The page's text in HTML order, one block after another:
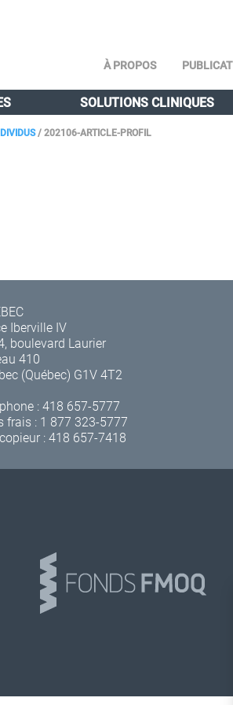
À PROPOS
SOLUTIONS CLINIQUES
/202106-ARTICLE-PROFIL
Iberville IV
boulevard Laurier
410
(Québec) G1V 4T2
:418 657-5777
frais : 1 877 323-5777
: 418 657-7418